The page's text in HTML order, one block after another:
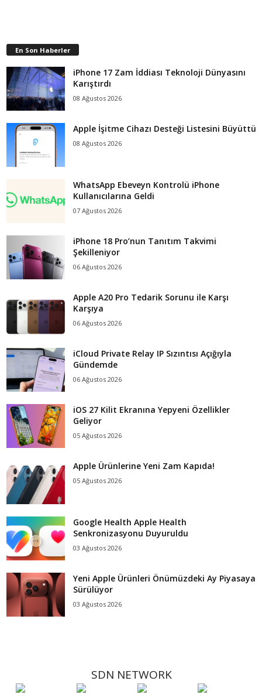
En Son Haberler
iPhone 17 Zam İddiası Teknoloji Dünyasını
Karıştırdı
08 Ağustos 2026
Apple İşitme Cihazı Desteği Listesini Büyüttü
08 Ağustos 2026
WhatsApp Ebeveyn Kontrolü iPhone
Kullanıcılarına Geldi
07 Ağustos 2026
iPhone 18 Pro’nun Tanıtım Takvimi
Şekilleniyor
06 Ağustos 2026
Apple A20 Pro Tedarik Sorunu ile Karşı
Karşıya
06 Ağustos 2026
iCloud Private Relay IP Sızıntısı Açığıyla
Gündemde
06 Ağustos 2026
iOS 27 Kilit Ekranına Yepyeni Özellikler
Geliyor
05 Ağustos 2026
Apple Ürünlerine Yeni Zam Kapıda!
05 Ağustos 2026
Google Health Apple Health
Senkronizasyonu Duyuruldu
03 Ağustos 2026
Yeni Apple Ürünleri Önümüzdeki Ay Piyasaya
Sürülüyor
03 Ağustos 2026
SDN NETWORK